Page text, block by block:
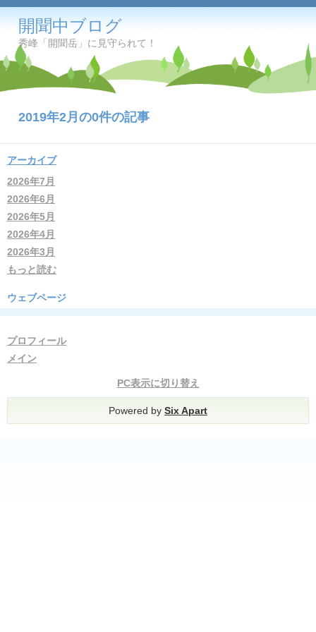
開聞中ブログ
秀峰「開聞岳」に見守られて！
2019年2月の0件の記事
アーカイブ
2026年7月
2026年6月
2026年5月
2026年4月
2026年3月
もっと読む
ウェブページ
プロフィール
メイン
PC表示に切り替え
Powered by Six Apart